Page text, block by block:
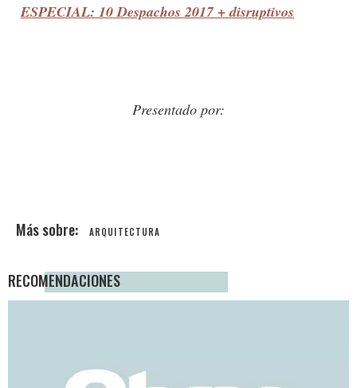
ESPECIAL: 10 Despachos 2017 + disruptivos
Presentado por:
ARQUITECTURA
RECOMENDACIONES